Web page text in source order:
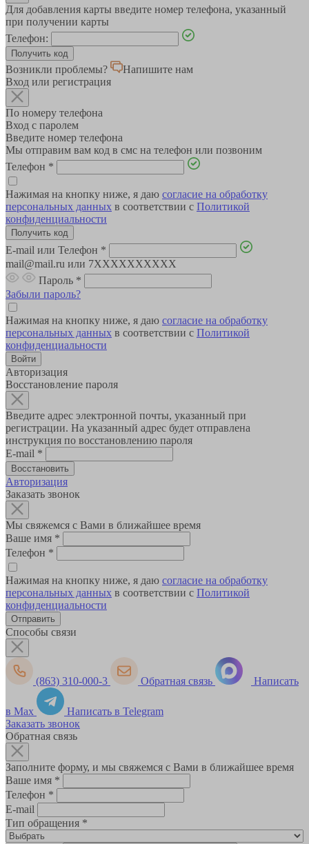
Для добавления карты введите номер телефона, указанный
при получении карты
Телефон:
Возникли проблемы?
Напишите нам
Вход или регистрация
По номеру телефона
Вход с паролем
Введите номер телефона
Мы отправим вам код в смс на телефон или позвоним
Телефон *
Нажимая на кнопку ниже, я даю согласие на обработку
персональных данных в соответствии с Политикой
конфиденциальности
E-mail или Телефон *
mail@mail.ru или 7XXXXXXXXXX
Пароль *
Забыли пароль?
Нажимая на кнопку ниже, я даю согласие на обработку
персональных данных в соответствии с Политикой
конфиденциальности
Авторизация
Восстановление пароля
Введите адрес электронной почты, указанный при
регистрации. На указанный адрес будет отправлена
инструкция по восстановлению пароля
E-mail *
Авторизация
Заказать звонок
Мы свяжемся с Вами в ближайшее время
Ваше имя *
Телефон *
Нажимая на кнопку ниже, я даю согласие на обработку
персональных данных в соответствии с Политикой
конфиденциальности
Способы связи
(863) 310-000-3 Обратная связь Написать
в Max
Написать в Telegram
Заказать звонок
Обратная связь
Заполните форму, и мы свяжемся с Вами в ближайшее время
Ваше имя *
Телефон *
E-mail
Тип обращения *